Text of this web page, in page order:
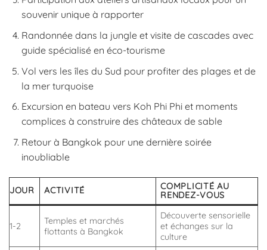
souvenir unique à rapporter
Randonnée dans la jungle et visite de cascades avec
guide spécialisé en éco-tourisme
Vol vers les îles du Sud pour profiter des plages et de
la mer turquoise
Excursion en bateau vers Koh Phi Phi et moments
complices à construire des châteaux de sable
Retour à Bangkok pour une dernière soirée
inoubliable
JOUR ACTIVITÉ
COMPLICITÉ AU
RENDEZ-VOUS
1-2
Temples et marchés
flottants à Bangkok
Découverte sensorielle
et échanges sur la
culture